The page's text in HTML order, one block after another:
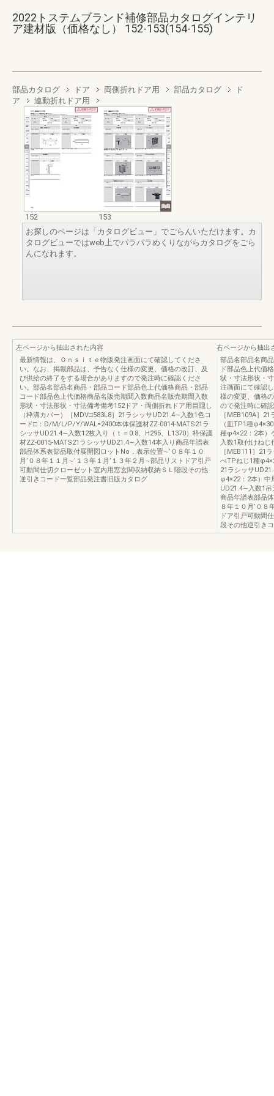
2022トステムブランド補修部品カタログインテリ
ア建材版（価格なし） 152-153(154-155)
部品カタログ ドア 両側折れドア用 部品カタログ
ド
ア
連動折れドア用
152
153
お探しのページは「カタログビュー」でごらんいただけます。カ
タログビューではweb上でパラパラめくりながらカタログをごら
んになれます。
左ページから抽出された内容
最新情報は、Ｏｎｓｉｔｅ物販発注画面にて確認してくださ
い。なお、掲載部品は、予告なく仕様の変更、価格の改訂、及
び供給の終了をする場合がありますので発注時に確認くださ
い。部品名部品名商品・部品コード部品色上代価格商品・部品
コード部品色上代価格商品名販売期間入数商品名販売期間入数
形状・寸法形状・寸法備考備考152ドア・両側折れドア用目隠し
（枠溝カバー）［MDV□583L8］21ラシッサUD21.4∼入数1色コ
ード□：D/M/L/P/Y/WAL=2400本体保護材ZZ-0014-MATS21ラ
シッサUD21.4∼入数12枚入り（ｔ＝0.8、H295、L1370）枠保護
材ZZ-0015-MATS21ラシッサUD21.4∼入数14本入り商品年譜表
部品体系表部品取付展開図ロットNo．表示位置∼’０８年１０
月’０８年１１月∼’１３年１月’１３年２月∼部品リストドア引戸
可動間仕切クローゼット室内用窓玄関収納収納ＳＬ階段その他
逆引きコード一覧部品発注書旧版カタログ
右ページから抽出
部品名部品名商
ド部品色上代価
状・寸法形状・
注画面にて確認
様の変更、価格
ので発注時に確
［MEB109A］
（皿TP1種
種φ4×22：2本）
入数1取付けね
［MEB111］21
べTPねじ1種
21ラシッサ
φ4×22：2本）中
UD21.4∼入数1吊
商品年譜表部品
８年１０月’０８
ドア引戸可動間
段その他逆引き